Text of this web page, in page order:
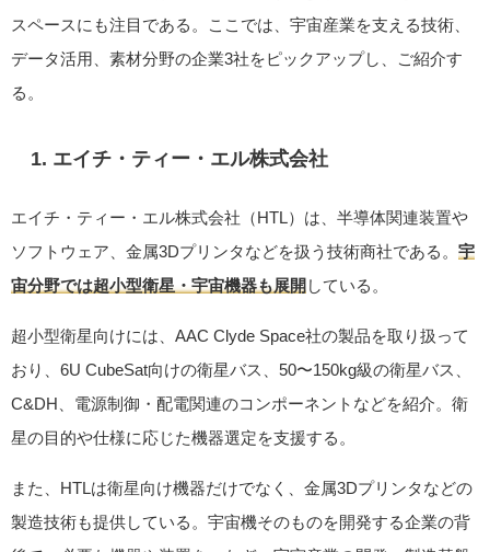
スペースにも注目である。ここでは、宇宙産業を支える技術、
データ活用、素材分野の企業3社をピックアップし、ご紹介す
る。
1. エイチ・ティー・エル株式会社
エイチ・ティー・エル株式会社（HTL）は、半導体関連装置や
ソフトウェア、金属3Dプリンタなどを扱う技術商社である。 宇
宙分野では超小型衛星・宇宙機器も展開 している。
超小型衛星向けには、AAC Clyde Space社の製品を取り扱って
おり、6U CubeSat向けの衛星バス、50〜150kg級の衛星バス、
C&DH、電源制御・配電関連のコンポーネントなどを紹介。衛
星の目的や仕様に応じた機器選定を支援する。
また、HTLは衛星向け機器だけでなく、金属3Dプリンタなどの
製造技術も提供している。宇宙機そのものを開発する企業の背